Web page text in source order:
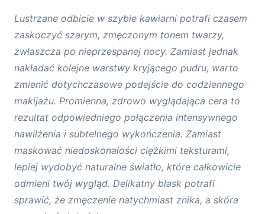
Jak szybko uzyskać efekt zdrowej i
promiennej skóry - prosty trik z
kosmetykiem wielofunkcyjnym
Sposoby na wielofunkcyjne zastosowanie
płynnego rozświetlenia - od twarzy do ciała
Powody dla których nawilżenie stanowi
podstawę każdego udanego makijażu
Lustrzane odbicie w szybie kawiarni potrafi czasem
zaskoczyć szarym, zmęczonym tonem twarzy,
zwłaszcza po nieprzespanej nocy. Zamiast jednak
nakładać kolejne warstwy kryjącego pudru, warto
zmienić dotychczasowe podejście do codziennego
makijażu. Promienna, zdrowo wyglądająca cera to
rezultat odpowiedniego połączenia intensywnego
nawilżenia i subtelnego wykończenia. Zamiast
maskować niedoskonałości ciężkimi teksturami,
lepiej wydobyć naturalne światło, które całkowicie
odmieni twój wygląd. Delikatny blask potrafi
sprawić, że zmęczenie natychmiast znika, a skóra